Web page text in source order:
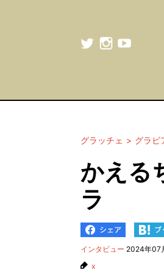
グラッチェ グラビ
かえる
ラ
インタビュー 2024年07
x